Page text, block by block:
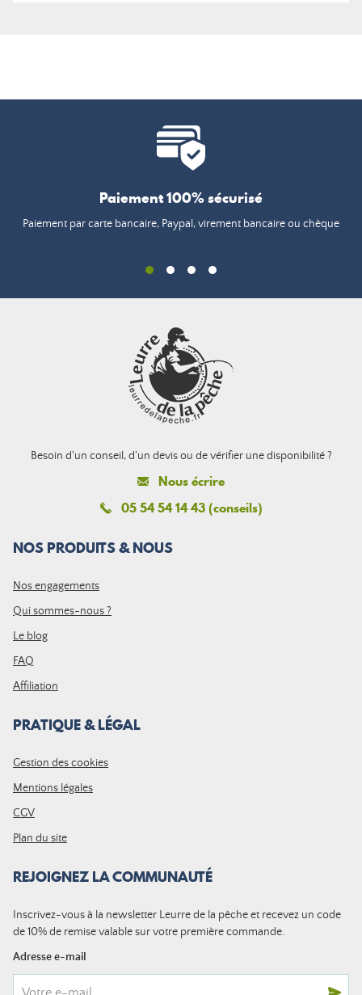
Paiement 100% sécurisé
Paiement par carte bancaire, Paypal, virement bancaire ou chèque
Besoin d'un conseil, d'un devis ou de vérifier une disponibilité ?
Nous écrire
05 54 54 14 43 (conseils)
NOS PRODUITS & NOUS
Nos engagements
Qui sommes-nous ?
Le blog
FAQ
Affiliation
PRATIQUE & LÉGAL
Gestion des cookies
Mentions légales
CGV
Plan du site
REJOIGNEZ LA COMMUNAUTÉ
Inscrivez-vous à la newsletter Leurre de la pêche et recevez un code
de 10% de remise valable sur votre première commande.
Adresse e-mail